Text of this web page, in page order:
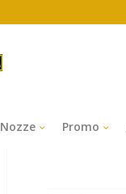
Nozze Promo